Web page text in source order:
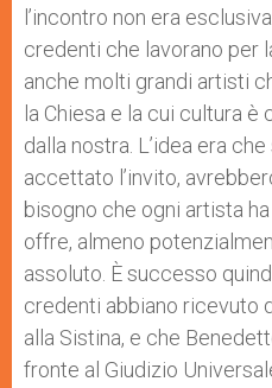
l’incontro non era
credenti che lavorano per
anche molti grandi artisti
la Chiesa e la cui cultura
dalla nostra. L’idea era
accettato l’invito,
bisogno che ogni artista
offre, almeno
assoluto. È successo
credenti abbiano ricevuto
alla Sistina, e che
fronte al Giudizio